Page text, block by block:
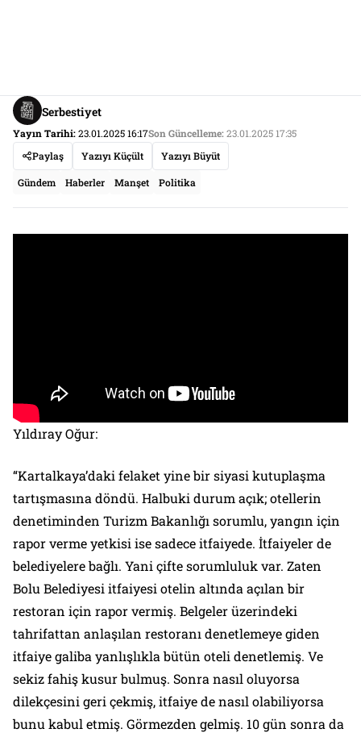
Serbestiyet
Yayın Tarihi:23.01.2025 16:17Son Güncelleme:23.01.2025 17:35
Paylaş
Yazıyı Küçült Yazıyı Büyüt
Gündem Haberler Manşet Politika
Yıldıray Oğur:
“Kartalkaya’daki felaket yine bir siyasi kutuplaşma
tartışmasına döndü. Halbuki durum açık; otellerin
denetiminden Turizm Bakanlığı sorumlu, yangın için
rapor verme yetkisi ise sadece itfaiyede. İtfaiyeler de
belediyelere bağlı. Yani çifte sorumluluk var. Zaten
Bolu Belediyesi itfaiyesi otelin altında açılan bir
restoran için rapor vermiş. Belgeler üzerindeki
tahrifattan anlaşılan restoranı denetlemeye giden
itfaiye galiba yanlışlıkla bütün oteli denetlemiş. Ve
sekiz fahiş kusur bulmuş. Sonra nasıl oluyorsa
dilekçesini geri çekmiş, itfaiye de nasıl olabiliyorsa
bunu kabul etmiş. Görmezden gelmiş. 10 gün sonra da